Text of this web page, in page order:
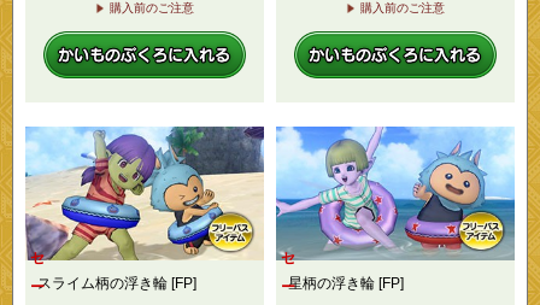
購入前のご注意 購入前のご注意
スライム柄の浮き輪 [FP]
セ
ー
星柄の浮き輪 [FP]
セ
ー